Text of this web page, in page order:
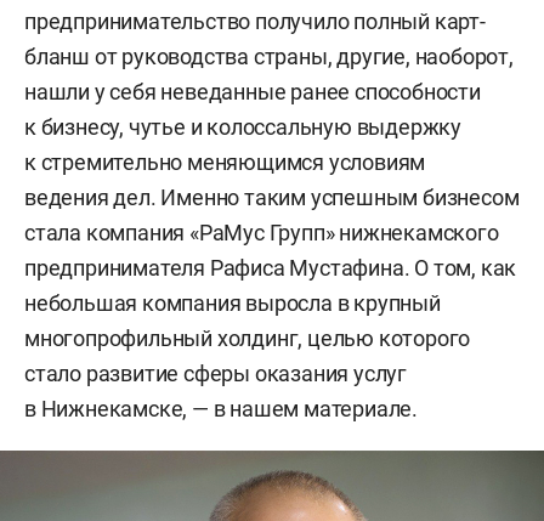
предпринимательство получило полный карт-
бланш от руководства страны, другие, наоборот,
нашли у себя неведанные ранее способности
к бизнесу, чутье и колоссальную выдержку
к стремительно меняющимся условиям
ведения дел. Именно таким успешным бизнесом
стала компания «РаМус Групп» нижнекамского
предпринимателя Рафиса Мустафина. О том, как
небольшая компания выросла в крупный
многопрофильный холдинг, целью которого
стало развитие сферы оказания услуг
в Нижнекамске, — в нашем материале.